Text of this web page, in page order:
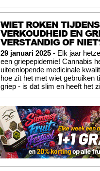
WIET ROKEN TIJDENS
VERKOUDHEID EN
VERSTANDIG OF
29 januari 2025 - Elk jaar
een griepepidemie! Cannabis
uiteenlopende medicinale
hoe zit het met wiet gebruiken
griep - is dat slim en heeft het